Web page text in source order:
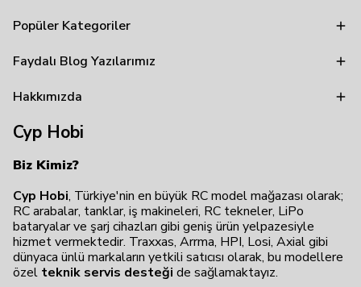
Popüler Kategoriler
Faydalı Blog Yazılarımız
Hakkımızda
Cyp Hobi
Biz Kimiz?
Cyp Hobi, Türkiye'nin en büyük RC model mağazası olarak;
RC arabalar, tanklar, iş makineleri, RC tekneler, LiPo
bataryalar ve şarj cihazları gibi geniş ürün yelpazesiyle
hizmet vermektedir. Traxxas, Arrma, HPI, Losi, Axial gibi
dünyaca ünlü markaların yetkili satıcısı olarak, bu modellere
özel teknik servis desteği de sağlamaktayız.